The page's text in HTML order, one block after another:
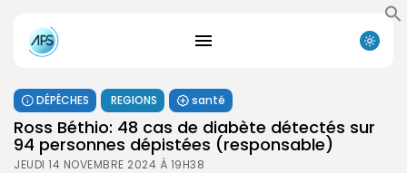
DÉPÊCHES REGIONS santé
Ross Béthio: 48 cas de diabète détectés sur
94 personnes dépistées (responsable)
JEUDI 14 NOVEMBRE 2024 À 19H38